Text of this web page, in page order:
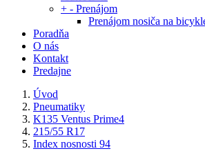
+ - Prenájom
Prenájom nosiča na
Poradňa
O nás
Kontakt
Predajne
Úvod
Pneumatiky
K135 Ventus Prime4
215/55 R17
Index nosnosti 94